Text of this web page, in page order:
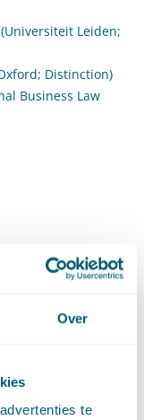
Over
te
Leiden;
Distinction)
Business Law